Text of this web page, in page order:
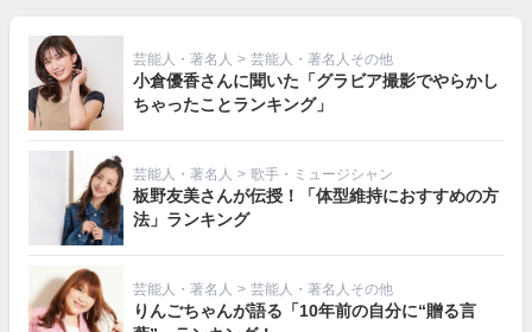
芸能人・著名人 > 芸能人・著名人その他
小倉優香さんに聞いた「グラビア撮影でやらかし
ちゃったことランキング」
芸能人・著名人 > 歌手・ミュージシャン
板野友美さんが伝授！「体型維持におすすめの方
法」ランキング
芸能人・著名人 > 芸能人・著名人その他
りんごちゃんが語る「10年前の自分に“贈る言